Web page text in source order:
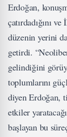
Erdoğan,
çatırdadığını
düzenin yerini
getirdi.
gelindiğini
toplumlarını
diyen Erdoğan,
etkiler
başlayan bu